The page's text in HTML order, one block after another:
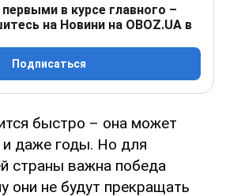
в курсе главного –
на Новини на OBOZ.UA в
Подписаться
быстро – она может
даже годы. Но для
страны важна победа
они не будут прекращать